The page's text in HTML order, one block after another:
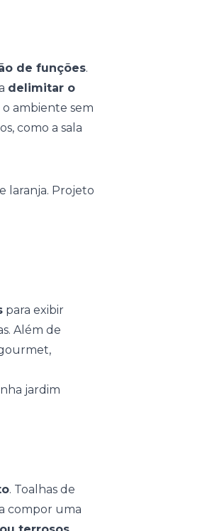
de funções.
delimitar o
ambiente sem
como a sala
para exibir
Além de
. Toalhas de
compor uma